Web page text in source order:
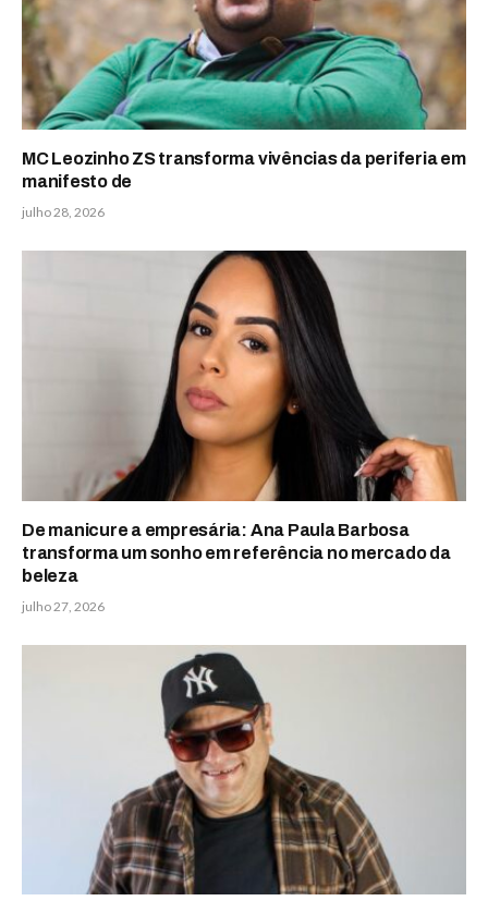
MC Leozinho ZS transforma vivências da periferia em
manifesto de
julho 28, 2026
De manicure a empresária: Ana Paula Barbosa
transforma um sonho em referência no mercado da
beleza
julho 27, 2026